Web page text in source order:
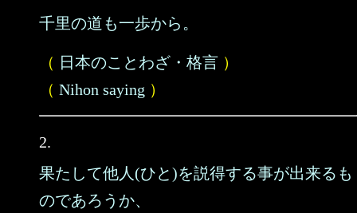
千里の道も一歩から。
（ 日本のことわざ・格言 ）
（ Nihon saying ）
2.
果たして他人(ひと)を説得する事が出来るも
のであろうか、